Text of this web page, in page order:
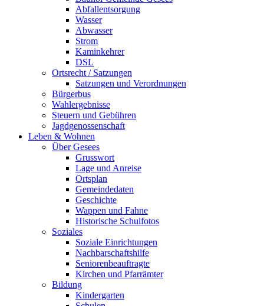
Abfallentsorgung
Wasser
Abwasser
Strom
Kaminkehrer
DSL
Ortsrecht / Satzungen
Satzungen und Verordnungen
Bürgerbus
Wahlergebnisse
Steuern und Gebühren
Jagdgenossenschaft
Leben & Wohnen
Über Gesees
Grusswort
Lage und Anreise
Ortsplan
Gemeindedaten
Geschichte
Wappen und Fahne
Historische Schulfotos
Soziales
Soziale Einrichtungen
Nachbarschaftshilfe
Seniorenbeauftragte
Kirchen und Pfarrämter
Bildung
Kindergarten